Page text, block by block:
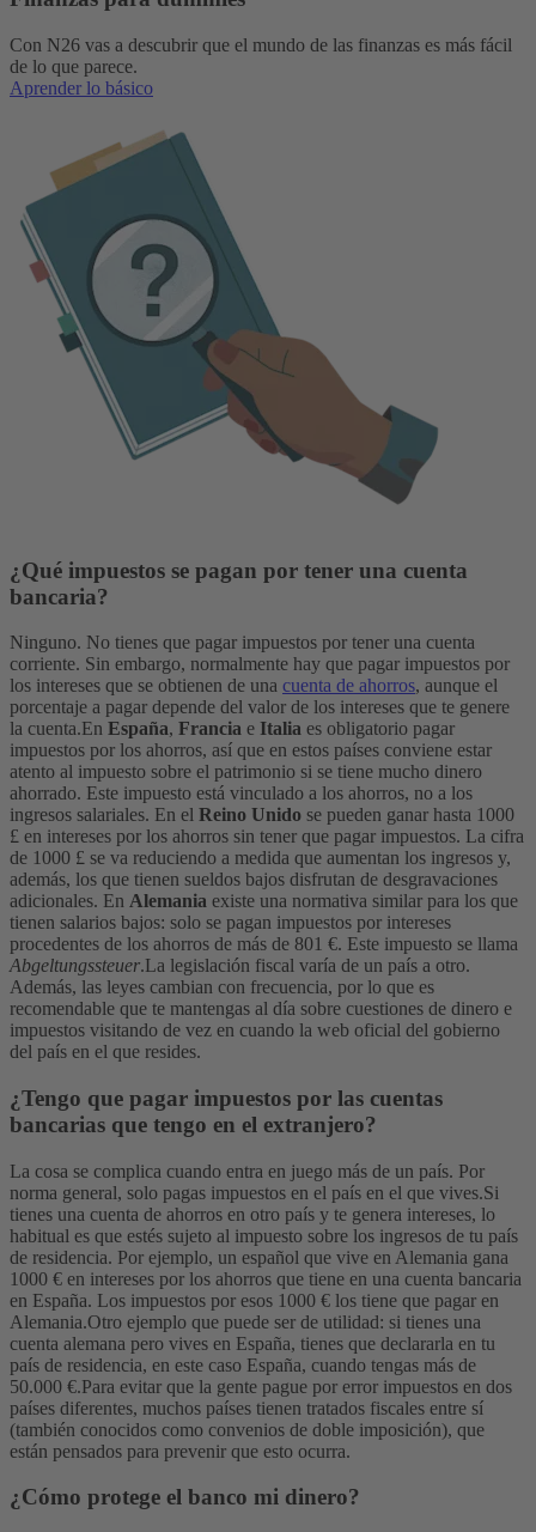
Con N26 vas a descubrir que el mundo de las finanzas es más fácil
de lo que parece.
Aprender lo básico
¿Qué impuestos se pagan por tener una cuenta
bancaria?
Ninguno. No tienes que pagar impuestos por tener una cuenta
corriente. Sin embargo, normalmente hay que pagar impuestos por
los intereses que se obtienen de una cuenta de ahorros, aunque el
porcentaje a pagar depende del valor de los intereses que te genere
la cuenta.En España, Francia e Italia es obligatorio pagar
impuestos por los ahorros, así que en estos países conviene estar
atento al impuesto sobre el patrimonio si se tiene mucho dinero
ahorrado. Este impuesto está vinculado a los ahorros, no a los
ingresos salariales. En el Reino Unido se pueden ganar hasta 1000
£ en intereses por los ahorros sin tener que pagar impuestos. La cifra
de 1000 £ se va reduciendo a medida que aumentan los ingresos y,
además, los que tienen sueldos bajos disfrutan de desgravaciones
adicionales. En Alemania existe una normativa similar para los que
tienen salarios bajos: solo se pagan impuestos por intereses
procedentes de los ahorros de más de 801 €. Este impuesto se llama
Abgeltungssteuer.La legislación fiscal varía de un país a otro.
Además, las leyes cambian con frecuencia, por lo que es
recomendable que te mantengas al día sobre cuestiones de dinero e
impuestos visitando de vez en cuando la web oficial del gobierno
del país en el que resides.
¿Tengo que pagar impuestos por las cuentas
bancarias que tengo en el extranjero?
La cosa se complica cuando entra en juego más de un país. Por
norma general, solo pagas impuestos en el país en el que vives.Si
tienes una cuenta de ahorros en otro país y te genera intereses, lo
habitual es que estés sujeto al impuesto sobre los ingresos de tu país
de residencia. Por ejemplo, un español que vive en Alemania gana
1000 € en intereses por los ahorros que tiene en una cuenta bancaria
en España. Los impuestos por esos 1000 € los tiene que pagar en
Alemania.Otro ejemplo que puede ser de utilidad: si tienes una
cuenta alemana pero vives en España, tienes que declararla en tu
país de residencia, en este caso España, cuando tengas más de
50.000 €.Para evitar que la gente pague por error impuestos en dos
países diferentes, muchos países tienen tratados fiscales entre sí
(también conocidos como convenios de doble imposición), que
están pensados para prevenir que esto ocurra.
¿Cómo protege el banco mi dinero?